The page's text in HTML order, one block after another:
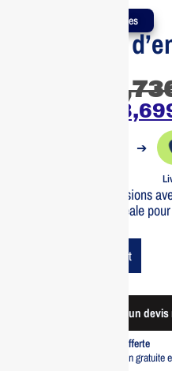
Produits Authentiques
Cartouche
➔
Optimisez vos impressions
HP 728 de 300 ml, idéale
Add To Cart
Demander un
Livraison standard offerte
Profitez d’une livraison